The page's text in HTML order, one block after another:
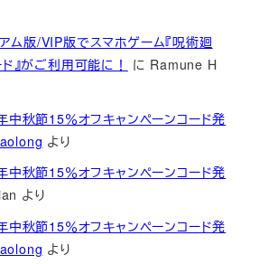
ム版/VIP版でスマホゲーム『呪術廻
』がご利用可能に！
に Ramune H
中秋節15％オフキャンペーンコード発
より
中秋節15％オフキャンペーンコード発
より
中秋節15％オフキャンペーンコード発
より